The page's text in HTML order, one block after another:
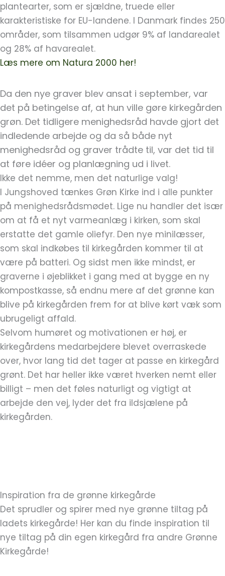
plantearter, som er sjældne, truede eller
karakteristiske for EU-landene. I Danmark findes 250
områder, som tilsammen udgør 9% af landarealet
og 28% af havarealet.
Læs mere om Natura 2000 her!
Da den nye graver blev ansat i september, var
det på betingelse af, at hun ville gøre kirkegården
grøn. Det tidligere menighedsråd havde gjort det
indledende arbejde og da så både nyt
menighedsråd og graver trådte til, var det tid til
at føre idéer og planlægning ud i livet.
Ikke det nemme, men det naturlige valg!
I Jungshoved tænkes Grøn Kirke ind i alle punkter
på menighedsrådsmødet. Lige nu handler det især
om at få et nyt varmeanlæg i kirken, som skal
erstatte det gamle oliefyr. Den nye minilæsser,
som skal indkøbes til kirkegården kommer til at
være på batteri. Og sidst men ikke mindst, er
graverne i øjeblikket i gang med at bygge en ny
kompostkasse, så endnu mere af det grønne kan
blive på kirkegården frem for at blive kørt væk som
ubrugeligt affald.
Selvom humøret og motivationen er høj, er
kirkegårdens medarbejdere blevet overraskede
over, hvor lang tid det tager at passe en kirkegård
grønt. Det har heller ikke været hverken nemt eller
billigt – men det føles naturligt og vigtigt at
arbejde den vej, lyder det fra ildsjælene på
kirkegården.
Inspiration fra de grønne kirkegårde
Det sprudler og spirer med nye grønne tiltag på
ladets kirkegårde! Her kan du finde inspiration til
nye tiltag på din egen kirkegård fra andre Grønne
Kirkegårde!